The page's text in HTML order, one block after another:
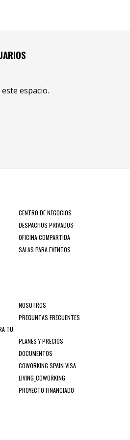
espacio.
CENTRO DE NEGOCIOS
DESPACHOS PRIVADOS
OFICINA COMPARTIDA
SALAS PARA EVENTOS
NOSOTROS
PREGUNTAS FRECUENTES
TU
PLANES Y PRECIOS
DOCUMENTOS
COWORKING SPAIN VISA
LIVING_COWORKING
PROYECTO FINANCIADO